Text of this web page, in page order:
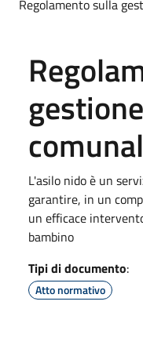
Regolamento sulla
L'asilo nido è un
garantire, in un
un efficace
bambino
Tipi di documento:
Atto normativo